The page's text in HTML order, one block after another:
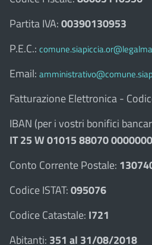
Partita IVA:00390130953
P.E.C.:
Email:
Fatturazione Elettronica -
IBAN (per i vostri bonifici
IT 25 W 01015 88070
Conto Corrente Postale:
Codice ISTAT:095076
Codice Catastale: I721
Abitanti: 351 al 31/08/2018